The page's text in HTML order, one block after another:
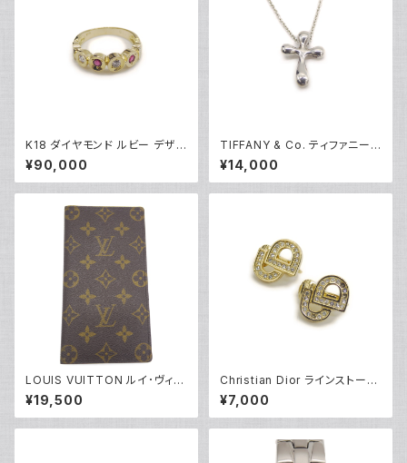
K18 ダイヤモンド ルビー デザイ
ンリング 18金 指輪 8号 Y0491
8
¥90,000
TIFFANY & Co. ティファニー
エルサペレッティ スモールクロ
ス ペンダント ネックレス シルバ
ー925 アズキチェーン Y0523
¥14,000
LOUIS VUITTON ルイ･ヴィト
ン モノグラム ポルト バルール カ
ルト クレディ M61823 Y0517
0
¥19,500
Christian Dior ラインストーン
CDロゴ クリップイヤリング ※
石抜けあり Y05247
¥7,000